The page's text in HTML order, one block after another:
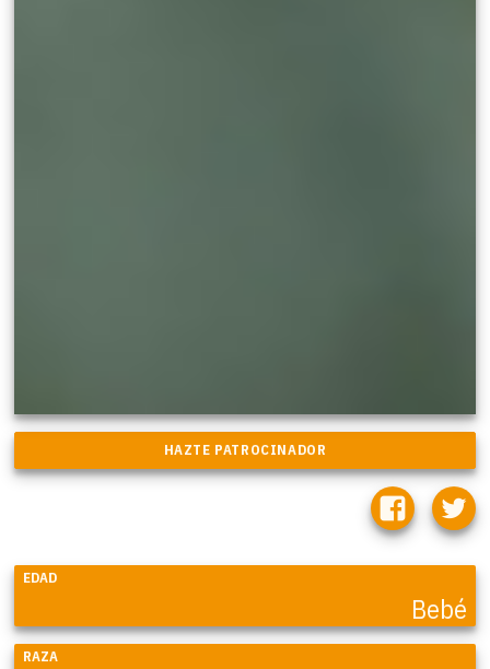
EDAD
Bebé
RAZA